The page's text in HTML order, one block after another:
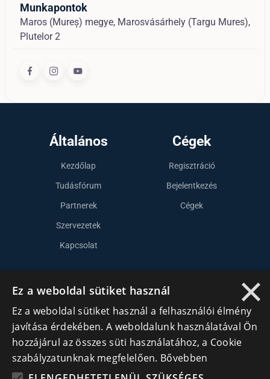
Munkapontok
Maros (Mureș) megye, Marosvásárhely (Targu Mures),
Plutelor 2
Általános
Kezdőlap
Tudásfórum
Partnerek
Szervezetek
Kapcsolat
Cégek
Regisztráció
Bejelentkezés
Cégek
Lépj kapcsolatba velünk
info@cegek.ro
+40 740 856 970
×
Ez a weboldal sütiket használ
Ez a weboldal sütiket használ a felhasználói élmény
javítása érdekében. A weboldalunk használatával Ön
hozzájárul az összes süti használatához, a Cookie
szabályzatunknak megfelelően. Bővebben